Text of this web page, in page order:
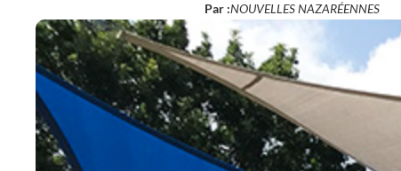
Par :NOUVELLES NAZARÉENNES